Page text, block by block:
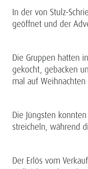
In der von Stulz-
geöffnet und der
Die Gruppen hatten
gekocht, gebacken
mal auf
Die Jüngsten
streicheln, während
Der Erlös vom